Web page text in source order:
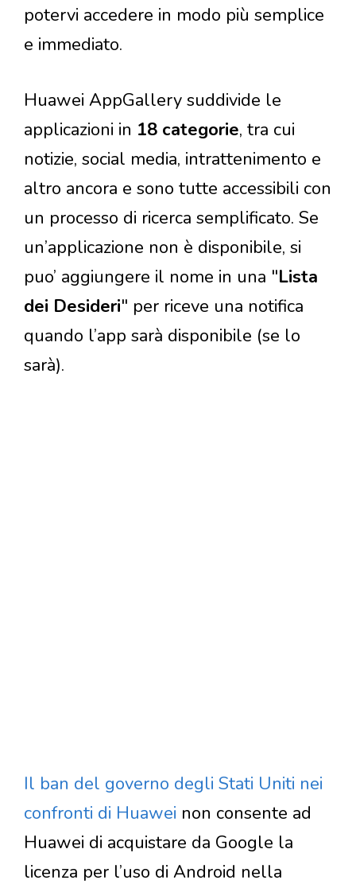
potervi accedere in modo più semplice
e immediato.
Huawei AppGallery suddivide le
applicazioni in 18 categorie, tra cui
notizie, social media, intrattenimento e
altro ancora e sono tutte accessibili con
un processo di ricerca semplificato. Se
un’applicazione non è disponibile, si
puo’ aggiungere il nome in una "Lista
dei Desideri" per riceve una notifica
quando l’app sarà disponibile (se lo
sarà).
Il ban del governo degli Stati Uniti nei
confronti di Huawei non consente ad
Huawei di acquistare da Google la
licenza per l’uso di Android nella